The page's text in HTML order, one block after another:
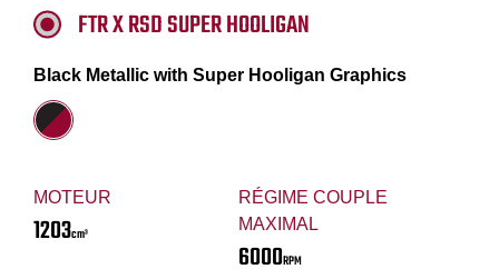
MOTEUR
1203cm³
RÉGIME COUPLE
MAXIMAL
6000RPM
FTR X RSD SUPER HOOLIGAN
Black Metallic with Super Hooligan Graphics